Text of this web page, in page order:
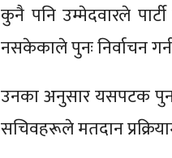
कुनै पनि उम्मेदवारले
नसकेकाले पुनः निर्वाचन
उनका अनुसार यसपटक
सचिवहरूले मतदान